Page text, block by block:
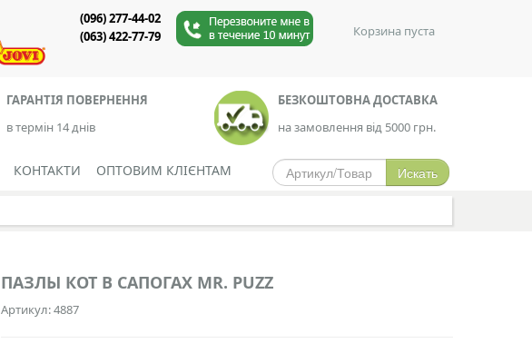
Корзина пуста
(096) 277-44-02
(063) 422-77-79
ГАРАНТІЯ ПОВЕРНЕННЯ
в термін 14 днів
БЕЗКОШТОВНА ДОСТАВКА
на замовлення від 5000 грн.
КОНТАКТИ ОПТОВИМ КЛІЄНТАМ
ПАЗЛЫ КОТ В САПОГАХ MR. PUZZ
Артикул: 4887